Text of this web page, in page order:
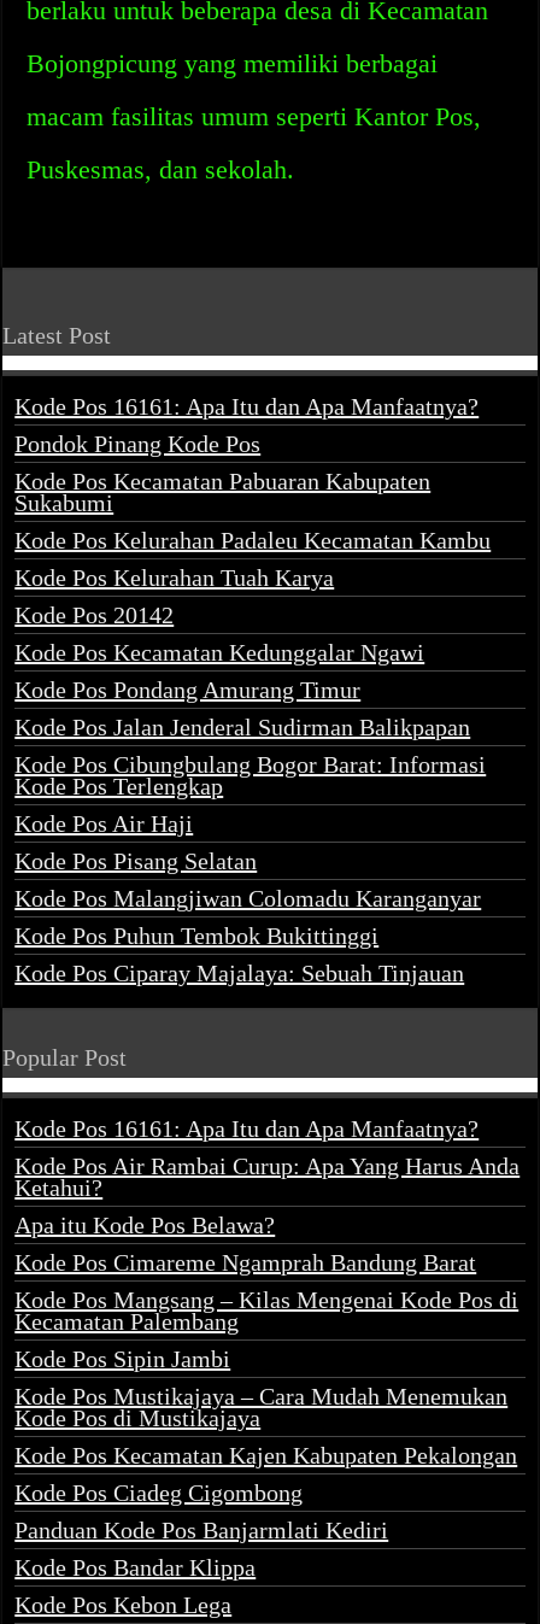
berlaku untuk beberapa desa di Kecamatan
Bojongpicung yang memiliki berbagai
macam fasilitas umum seperti Kantor Pos,
Puskesmas, dan sekolah.
Latest Post
Kode Pos 16161: Apa Itu dan Apa Manfaatnya?
Pondok Pinang Kode Pos
Kode Pos Kecamatan Pabuaran Kabupaten
Sukabumi
Kode Pos Kelurahan Padaleu Kecamatan Kambu
Kode Pos Kelurahan Tuah Karya
Kode Pos 20142
Kode Pos Kecamatan Kedunggalar Ngawi
Kode Pos Pondang Amurang Timur
Kode Pos Jalan Jenderal Sudirman Balikpapan
Kode Pos Cibungbulang Bogor Barat: Informasi
Kode Pos Terlengkap
Kode Pos Air Haji
Kode Pos Pisang Selatan
Kode Pos Malangjiwan Colomadu Karanganyar
Kode Pos Puhun Tembok Bukittinggi
Kode Pos Ciparay Majalaya: Sebuah Tinjauan
Popular Post
Kode Pos 16161: Apa Itu dan Apa Manfaatnya?
Kode Pos Air Rambai Curup: Apa Yang Harus Anda
Ketahui?
Apa itu Kode Pos Belawa?
Kode Pos Cimareme Ngamprah Bandung Barat
Kode Pos Mangsang – Kilas Mengenai Kode Pos di
Kecamatan Palembang
Kode Pos Sipin Jambi
Kode Pos Mustikajaya – Cara Mudah Menemukan
Kode Pos di Mustikajaya
Kode Pos Kecamatan Kajen Kabupaten Pekalongan
Kode Pos Ciadeg Cigombong
Panduan Kode Pos Banjarmlati Kediri
Kode Pos Bandar Klippa
Kode Pos Kebon Lega